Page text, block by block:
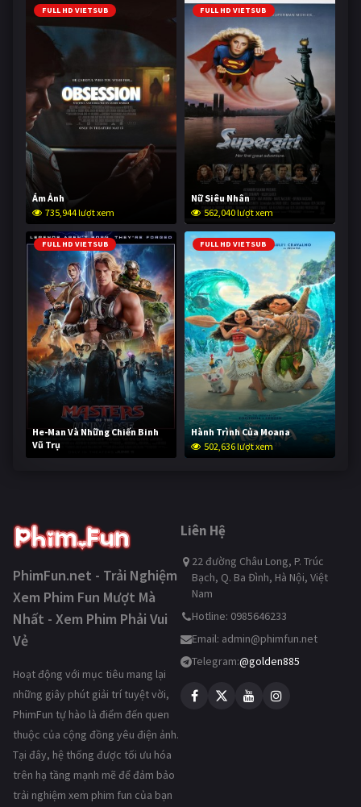
FULL HD VIETSUB
Ám Ảnh
735,944 lượt xem
FULL HD VIETSUB
Nữ Siêu Nhân
562,040 lượt xem
FULL HD VIETSUB
He-Man Và Những Chiến Binh
Vũ Trụ
252,525 lượt xem
FULL HD VIETSUB
Hành Trình Của Moana
502,636 lượt xem
PhimFun.net - Trải Nghiệm
Xem Phim Fun Mượt Mà
Nhất - Xem Phim Phải Vui
Vẻ
Hoạt động với mục tiêu mang lại
những giây phút giải trí tuyệt vời,
PhimFun tự hào là điểm đến quen
thuộc của cộng đồng yêu điện ảnh.
Tại đây, hệ thống được tối ưu hóa
trên hạ tầng mạnh mẽ để đảm bảo
trải nghiệm xem phim fun của bạn
Liên Hệ
22 đường Châu Long, P. Trúc
Bạch, Q. Ba Đình, Hà Nội, Việt
Nam
Hotline: 0985646233
Email: admin@phimfun.net
Telegram:@golden885